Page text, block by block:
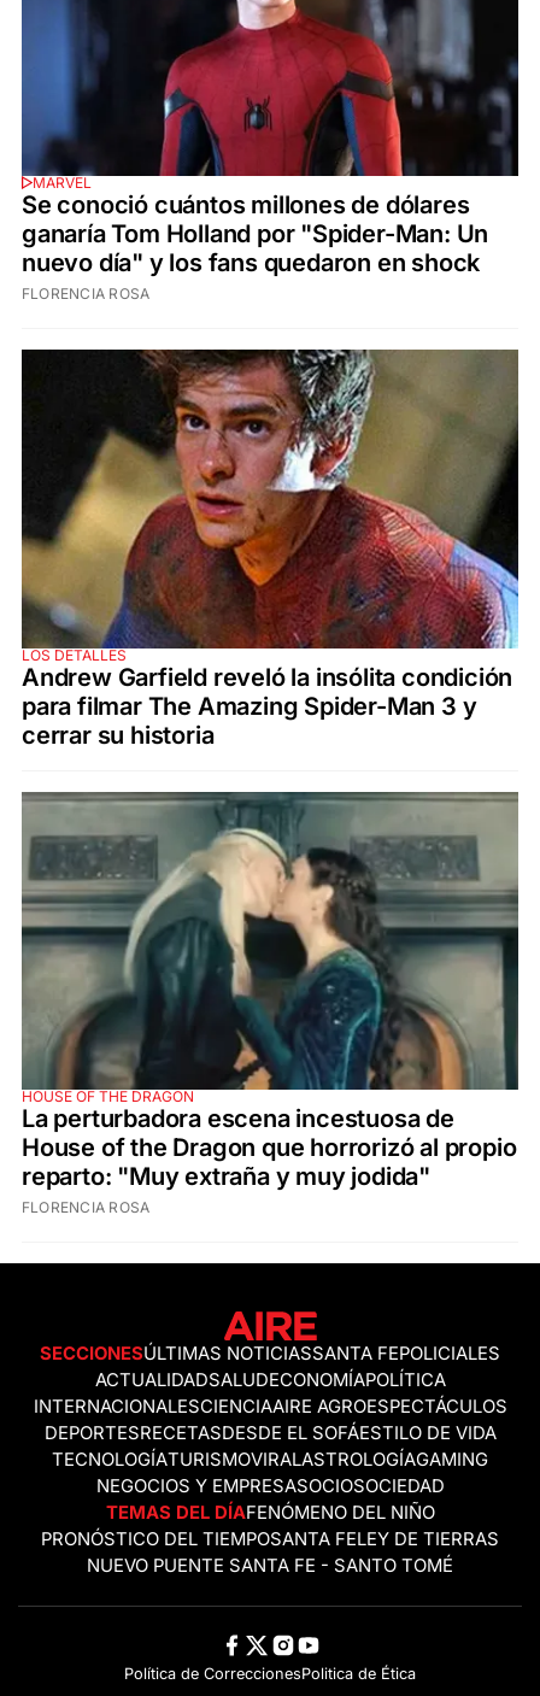
MARVEL
Se conoció cuántos millones de dólares
ganaría Tom Holland por "Spider-Man: Un
nuevo día" y los fans quedaron en shock
FLORENCIA ROSA
LOS DETALLES
Andrew Garfield reveló la insólita condición
para filmar The Amazing Spider-Man 3 y
cerrar su historia
HOUSE OF THE DRAGON
La perturbadora escena incestuosa de
House of the Dragon que horrorizó al propio
reparto: "Muy extraña y muy jodida"
FLORENCIA ROSA
SECCIONESÚLTIMAS NOTICIASSANTA FEPOLICIALES
ACTUALIDADSALUDECONOMÍAPOLÍTICA
INTERNACIONALESCIENCIAAIRE AGROESPECTÁCULOS
DEPORTESRECETASDESDE EL SOFÁESTILO DE VIDA
TECNOLOGÍATURISMOVIRALASTROLOGÍAGAMING
NEGOCIOS Y EMPRESASOCIOSOCIEDAD
TEMAS DEL DÍAFENÓMENO DEL NIÑO
PRONÓSTICO DEL TIEMPOSANTA FELEY DE TIERRAS
NUEVO PUENTE SANTA FE - SANTO TOMÉ
Política de CorreccionesPolitica de Ética